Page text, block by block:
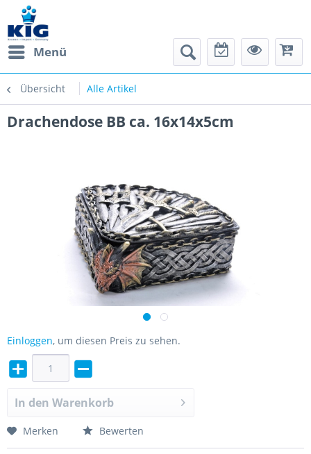
Menü
Übersicht Alle Artikel
Drachendose BB ca. 16x14x5cm
Einloggen, um diesen Preis zu sehen.
In den Warenkorb
Merken Bewerten